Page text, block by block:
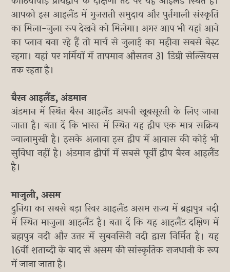
आपको इस आइलैंड में गुजराती समुदाय और पुर्तगाली संस्कृति
का मिला-जुला रूप देखने को मिलेगा। अगर आप भी यहां आने
का प्लान बना रहे हैं तो मार्च से जुलाई का महीना सबसे बेस्ट
रहगा। यहां पर गर्मियों में तापमान औसतन 31 डिग्री सेल्सियस
तक रहता है।
बैरन आइलैंड, अंडमान
अंडमान में स्थित बैरन आइलैंड अपनी खूबसूरती के लिए जाना
जाता है। बता दें कि भारत में स्थित यह द्वीप एक मात्र सक्रिय
ज्वालामुखी है। इसके अलावा इस द्वीप में आवास की कोई भी
सुविधा नहीं है। अंडमान द्वीपों में सबसे पूर्वी द्वीप बैरन आइलैंड
है।
माजुली, असम
दुनिया का सबसे बड़ा रिवर आइलैंड असम राज्य में ब्रह्मपुत्र नदी
में स्थित माजुला आइलैंड है। बता दें कि यह आइलैंड दक्षिण में
ब्रह्मपुत्र नदी और उत्तर में सुबनसिरी नदी द्वारा निर्मित है। यह
16वीं शताब्दी के बाद से असम की सांस्कृतिक राजधानी के रूप
में जाना जाता है।